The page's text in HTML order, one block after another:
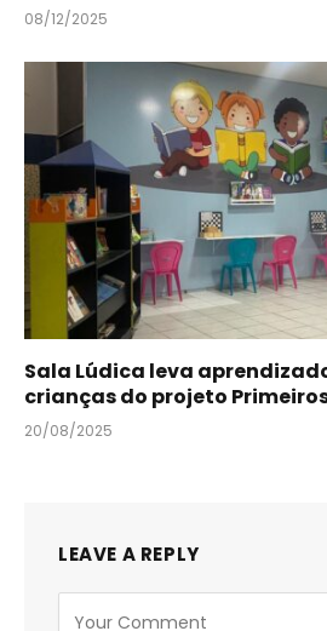
08/12/2025
Sala Lúdica leva
crianças do projeto
20/08/2025
LEAVE A REPLY